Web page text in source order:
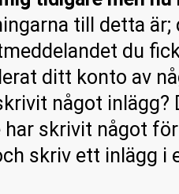
till detta
du
ditt konto av
något
har skrivit något
skriv ett inlägg i